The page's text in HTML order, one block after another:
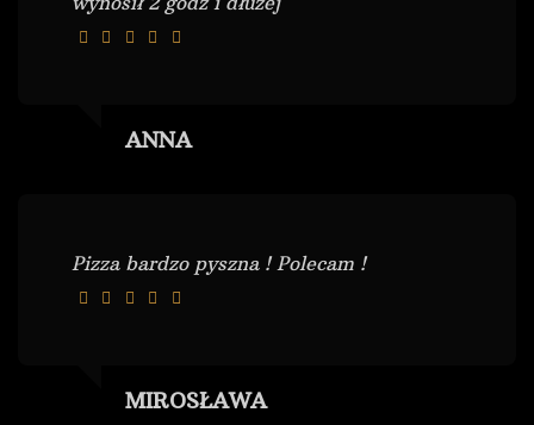
ANNA
Pizza bardzo pyszna ! Polecam !
MIROSŁAWA